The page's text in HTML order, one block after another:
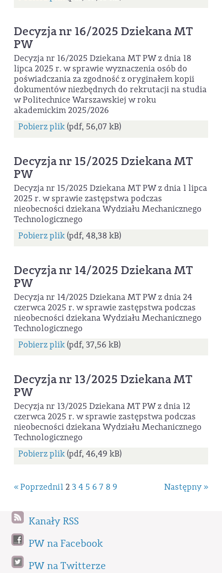
Decyzja nr 16/2025 Dziekana MT
PW
Decyzja nr 16/2025 Dziekana MT PW z dnia 18
lipca 2025 r. w sprawie wyznaczenia osób do
poświadczania za zgodność z oryginałem kopii
dokumentów niezbędnych do rekrutacji na studia
w Politechnice Warszawskiej w roku
akademickim 2025/2026
Pobierz plik(pdf, 56,07 kB)
Decyzja nr 15/2025 Dziekana MT
PW
Decyzja nr 15/2025 Dziekana MT PW z dnia 1 lipca
2025 r. w sprawie zastępstwa podczas
nieobecności dziekana Wydziału Mechanicznego
Technologicznego
Pobierz plik(pdf, 48,38 kB)
Decyzja nr 14/2025 Dziekana MT
PW
Decyzja nr 14/2025 Dziekana MT PW z dnia 24
czerwca 2025 r. w sprawie zastępstwa podczas
nieobecności dziekana Wydziału Mechanicznego
Technologicznego
Pobierz plik(pdf, 37,56 kB)
Decyzja nr 13/2025 Dziekana MT
PW
Decyzja nr 13/2025 Dziekana MT PW z dnia 12
czerwca 2025 r. w sprawie zastępstwa podczas
nieobecności dziekana Wydziału Mechanicznego
Technologicznego
Pobierz plik(pdf, 46,49 kB)
« Poprzedni Następny »
1 2 3 4 5 6 7 8 9
Kanały RSS
PW na Facebook
PW na Twitterze